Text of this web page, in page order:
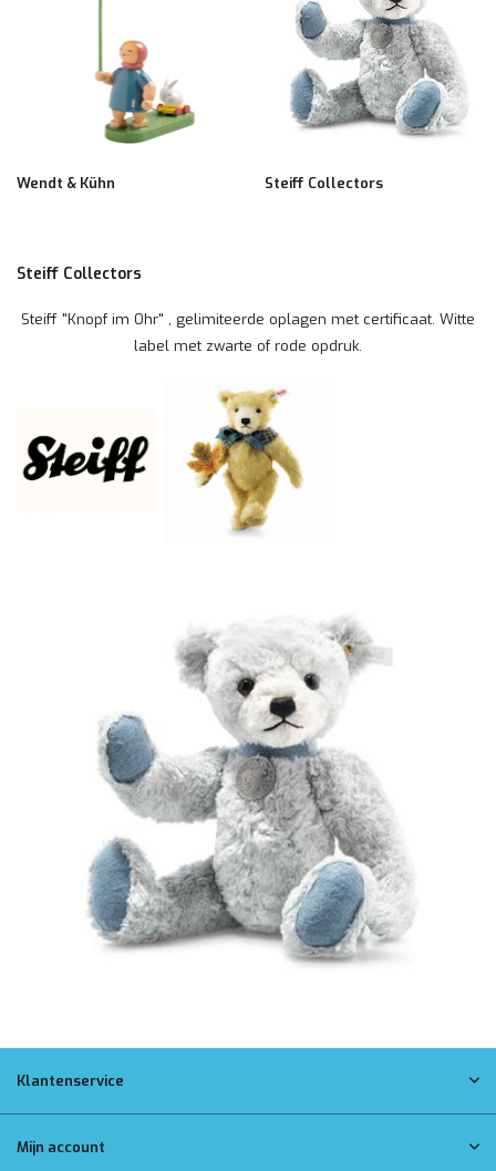
Wendt & Kühn Steiff Collectors
Steiff Collectors
Steiff "Knopf im Ohr" , gelimiteerde oplagen met certificaat. Witte
label met zwarte of rode opdruk.
Klantenservice
Mijn account